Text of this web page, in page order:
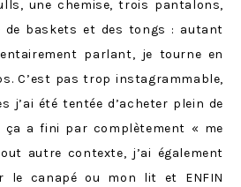
une chemise, trois pantalons,
de baskets et des tongs : autant
parlant, je tourne en
C’est pas trop instagrammable,
j’ai été tentée d’acheter plein de
a fini par complètement « me
autre contexte, j’ai également
le canapé ou mon lit et ENFIN